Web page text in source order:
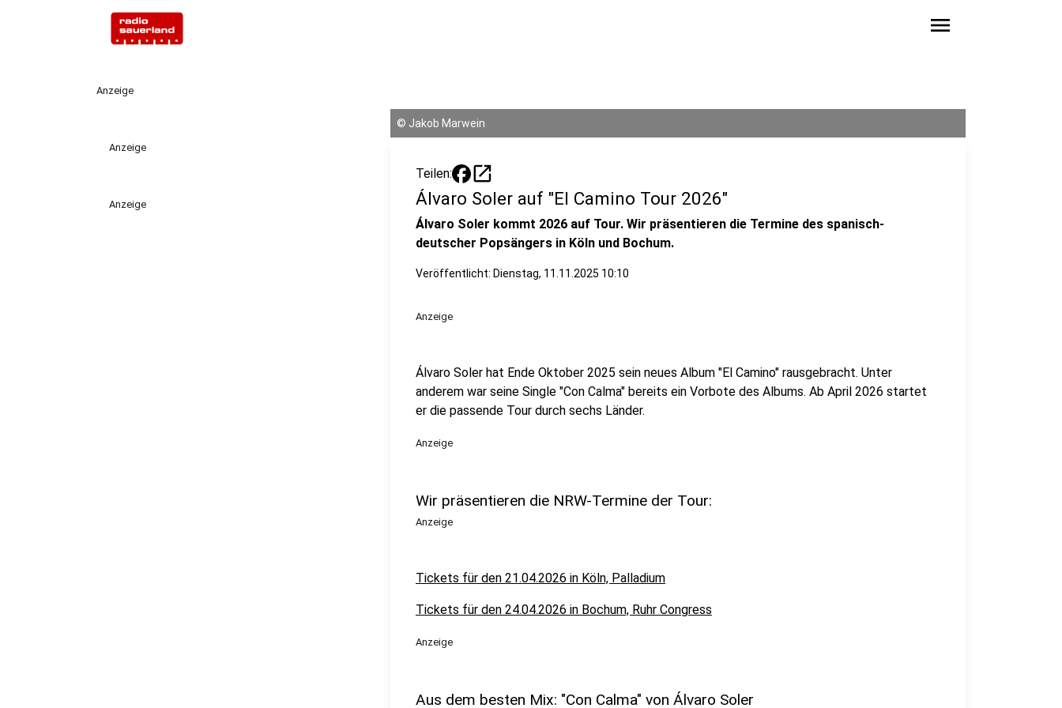
menu
Anzeige
Anzeige
Anzeige
© Jakob Marwein
Teilen: open_in_new
Álvaro Soler auf "El Camino Tour 2026"
Álvaro Soler kommt 2026 auf Tour. Wir präsentieren die Termine des spanisch-
deutscher Popsängers in Köln und Bochum.
Veröffentlicht: Dienstag, 11.11.2025 10:10
Anzeige
Álvaro Soler hat Ende Oktober 2025 sein neues Album "El Camino" rausgebracht. Unter
anderem war seine Single "Con Calma" bereits ein Vorbote des Albums. Ab April 2026 startet
er die passende Tour durch sechs Länder.
Anzeige
Wir präsentieren die NRW-Termine der Tour:
Anzeige
Tickets für den 21.04.2026 in Köln, Palladium
Tickets für den 24.04.2026 in Bochum, Ruhr Congress
Anzeige
Aus dem besten Mix: "Con Calma" von Álvaro Soler